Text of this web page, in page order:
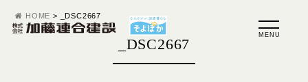
HOME > _DSC2667
_DSC2667